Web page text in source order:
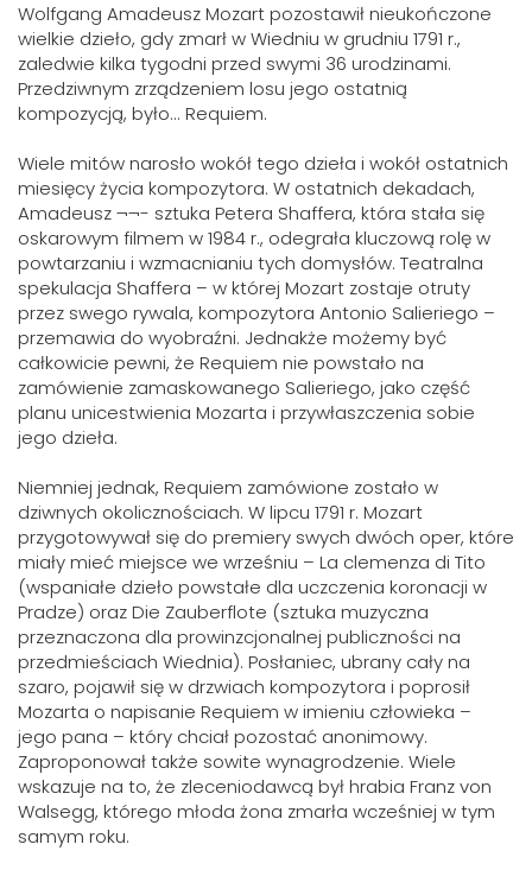
Wolfgang Amadeusz Mozart pozostawił nieukończone
wielkie dzieło, gdy zmarł w Wiedniu w grudniu 1791 r.,
zaledwie kilka tygodni przed swymi 36 urodzinami.
Przedziwnym zrządzeniem losu jego ostatnią
kompozycją, było... Requiem.
Wiele mitów narosło wokół tego dzieła i wokół ostatnich
miesięcy życia kompozytora. W ostatnich dekadach,
Amadeusz ¬¬- sztuka Petera Shaffera, która stała się
oskarowym filmem w 1984 r., odegrała kluczową rolę w
powtarzaniu i wzmacnianiu tych domysłów. Teatralna
spekulacja Shaffera – w której Mozart zostaje otruty
przez swego rywala, kompozytora Antonio Salieriego –
przemawia do wyobraźni. Jednakże możemy być
całkowicie pewni, że Requiem nie powstało na
zamówienie zamaskowanego Salieriego, jako część
planu unicestwienia Mozarta i przywłaszczenia sobie
jego dzieła.
Niemniej jednak, Requiem zamówione zostało w
dziwnych okolicznościach. W lipcu 1791 r. Mozart
przygotowywał się do premiery swych dwóch oper, które
miały mieć miejsce we wrześniu – La clemenza di Tito
(wspaniałe dzieło powstałe dla uczczenia koronacji w
Pradze) oraz Die Zauberflote (sztuka muzyczna
przeznaczona dla prowinzcjonalnej publiczności na
przedmieściach Wiednia). Posłaniec, ubrany cały na
szaro, pojawił się w drzwiach kompozytora i poprosił
Mozarta o napisanie Requiem w imieniu człowieka –
jego pana – który chciał pozostać anonimowy.
Zaproponował także sowite wynagrodzenie. Wiele
wskazuje na to, że zleceniodawcą był hrabia Franz von
Walsegg, którego młoda żona zmarła wcześniej w tym
samym roku.